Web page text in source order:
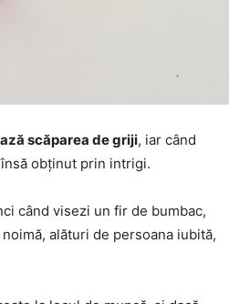
scăparea de griji, iar când
obținut prin intrigi.
când visezi un fir de bumbac,
alături de persoana iubită,